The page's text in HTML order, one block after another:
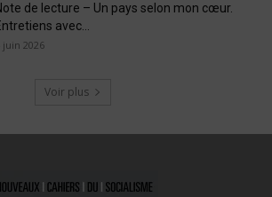
de lecture – Un pays selon mon cœur.
avec...
juin 2026
Voir plus